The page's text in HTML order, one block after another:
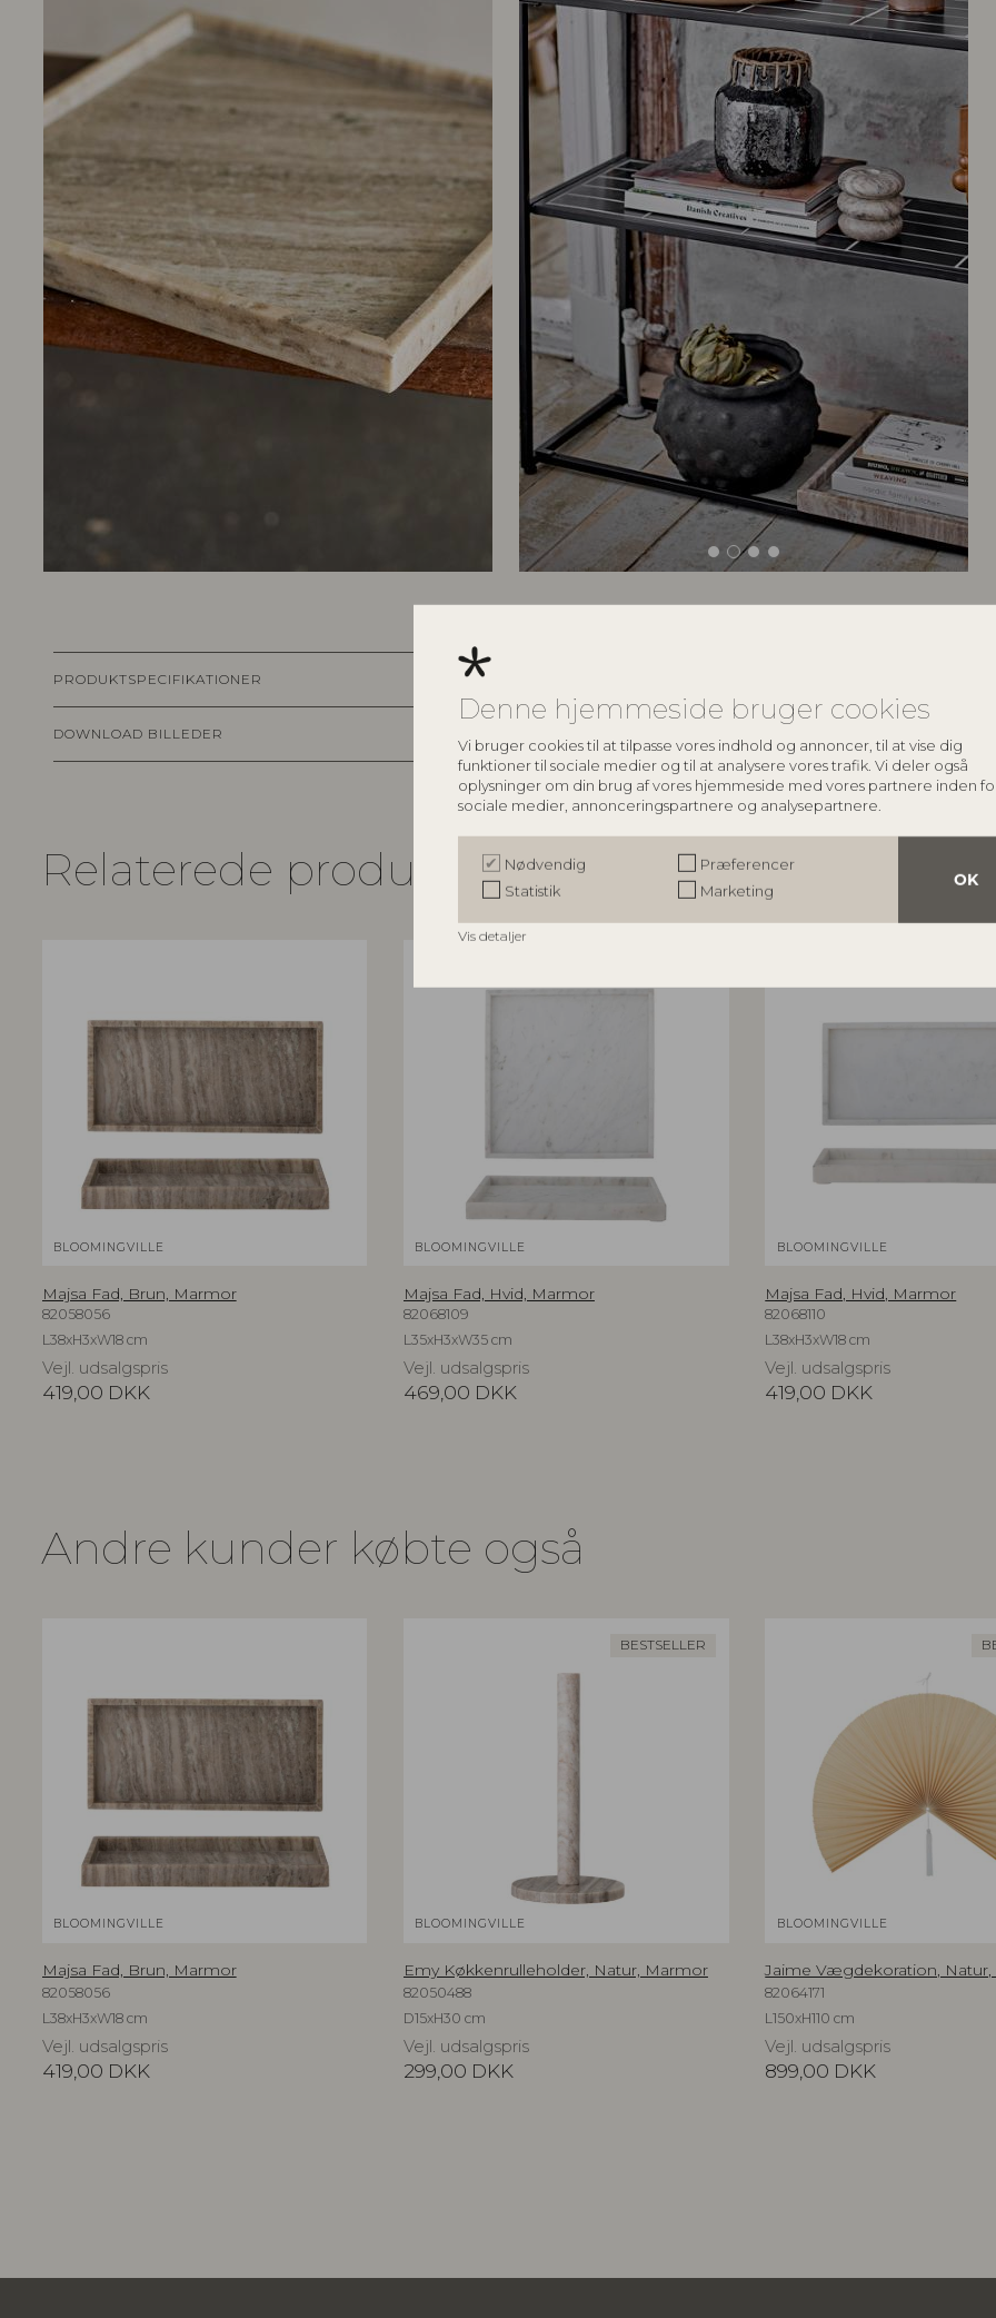
Denne hjemmeside bruger cookies
Vi bruger cookies til at tilpasse vores indhold og annoncer, til at vise dig
funktioner til sociale medier og til at analysere vores trafik. Vi deler også
oplysninger om din brug af vores hjemmeside med vores partnere inden
sociale medier, annonceringspartnere og analysepartnere.
OK
Nødvendig
Præferencer
Statistik
Marketing
Vis detaljer
PRODUKTSPECIFIKATIONER
DOWNLOAD BILLEDER keyboard_arrow_down
Relaterede produkter
BLOOMINGVILLE
Majsa Fad, Brun, Marmor
82058056
L38xH3xW18 cm
Vejl. udsalgspris
419,00 DKK
BLOOMINGVILLE
Majsa Fad, Hvid, Marmor
82068109
L35xH3xW35 cm
Vejl. udsalgspris
469,00 DKK
BLOOMINGVILLE
Majsa Fad, Hvid, Marmor
82068110
L38xH3xW18 cm
Vejl. udsalgspris
419,00 DKK
Andre kunder købte også
BLOOMINGVILLE
Majsa Fad, Brun, Marmor
82058056
L38xH3xW18 cm
Vejl. udsalgspris
419,00 DKK
BESTSELLER
BLOOMINGVILLE
Emy Køkkenrulleholder, Natur, Marmor
82050488
D15xH30 cm
Vejl. udsalgspris
299,00 DKK
BLOOMINGVILLE
Jaime Vægdekoration,
82064171
L150xH110 cm
Vejl. udsalgspris
899,00 DKK